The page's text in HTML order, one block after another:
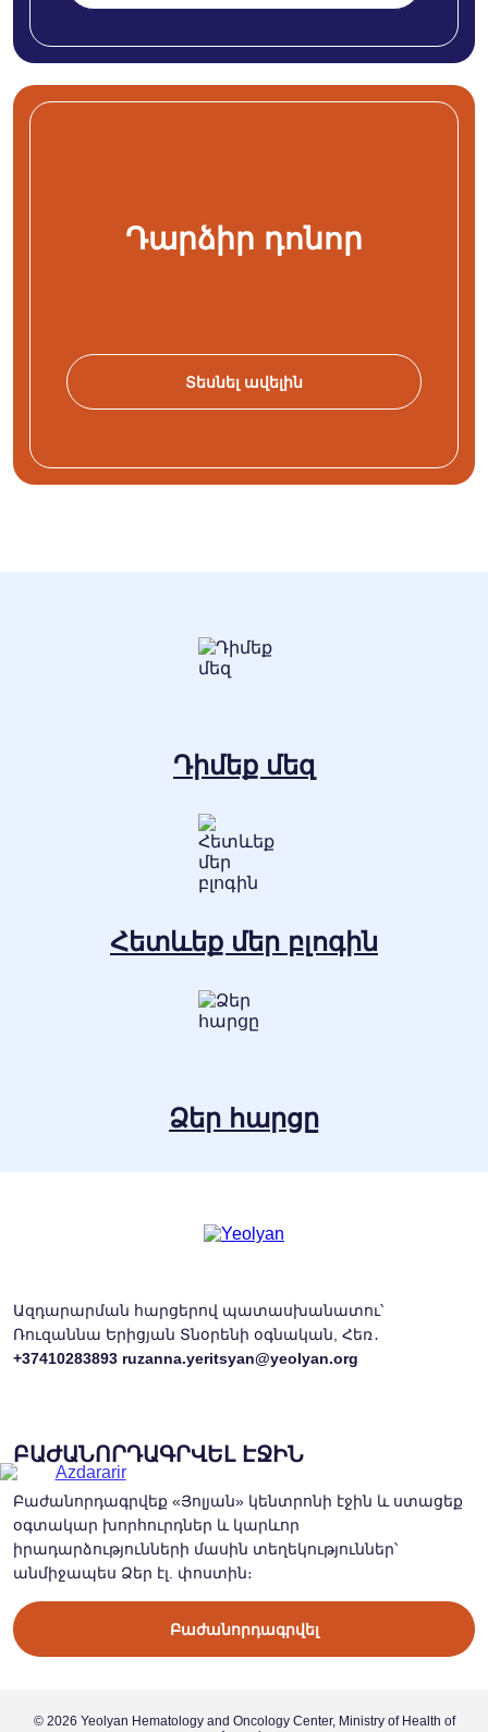
Դարձիր դոնոր
Տեսնել ավելին
Դիմեք մեզ
Հետևեք մեր բլոգին
Ձեր հարցը
Ազդարարման հարցերով պատասխանատու՝
Ռուզաննա Երիցյան Տնօրենի օգնական, Հեռ․
+37410283893 ruzanna.yeritsyan@yeolyan.org
ԲԱԺԱՆՈՐԴԱԳՐՎԵԼ ԷՋԻՆ
Բաժանորդագրվեք «Յոլյան» կենտրոնի էջին և ստացեք
օգտակար խորհուրդներ և կարևոր
իրադարձությունների մասին տեղեկություններ՝
անմիջապես Ձեր էլ. փոստին։
Բաժանորդագրվել
© 2026 Yeolyan Hematology and Oncology Center, Ministry of Health of